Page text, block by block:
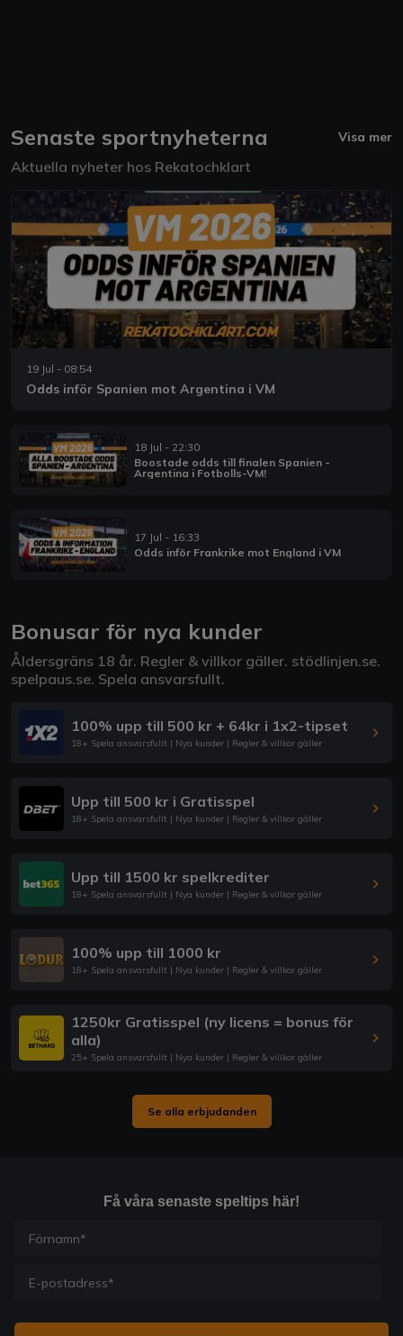
Senaste sportnyheterna Visa mer
Aktuella nyheter hos Rekatochklart
19 Jul - 08:54
Odds inför Spanien mot Argentina i VM
18 Jul - 22:30
Boostade odds till finalen Spanien -
Argentina i Fotbolls-VM!
17 Jul - 16:33
Odds inför Frankrike mot England i VM
Bonusar för nya kunder
Åldersgräns 18 år. Regler & villkor gäller. stödlinjen.se.
spelpaus.se. Spela ansvarsfullt.
100% upp till 500 kr + 64kr i 1x2-tipset
18+ Spela ansvarsfullt | Nya kunder | Regler & villkor gäller
Upp till 500 kr i Gratisspel
18+ Spela ansvarsfullt | Nya kunder | Regler & villkor gäller
Upp till 1500 kr spelkrediter
18+ Spela ansvarsfullt | Nya kunder | Regler & villkor gäller
100% upp till 1000 kr
18+ Spela ansvarsfullt | Nya kunder | Regler & villkor gäller
1250kr Gratisspel (ny licens = bonus för
alla)
25+ Spela ansvarsfullt | Nya kunder | Regler & villkor gäller
Se alla erbjudanden
Få våra senaste speltips här!